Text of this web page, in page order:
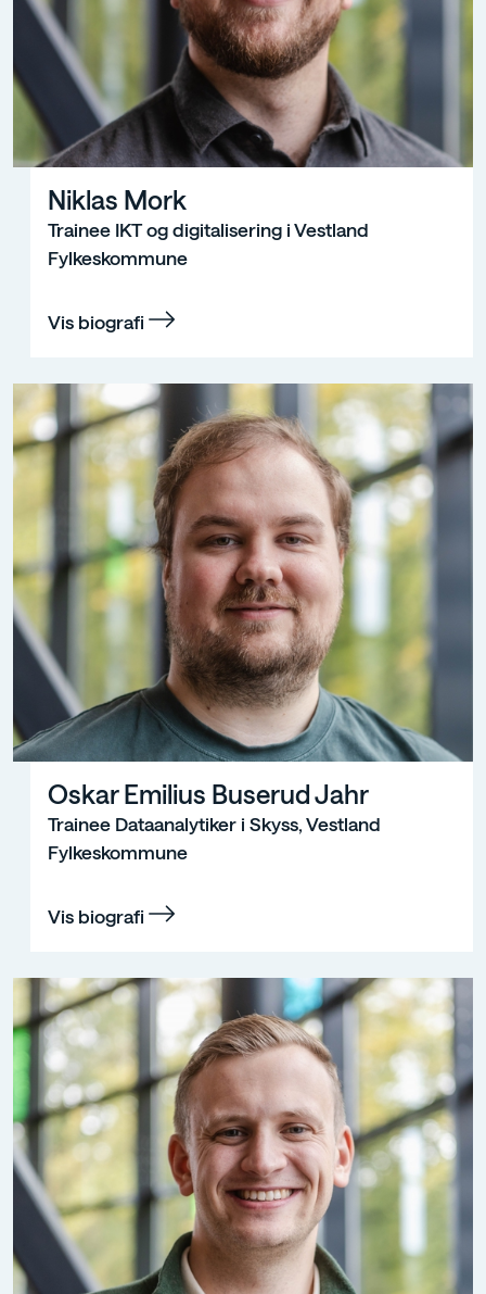
Niklas Mork
Trainee IKT og digitalisering i Vestland
Fylkeskommune
Vis biografi
Oskar Emilius Buserud Jahr
Trainee Dataanalytiker i Skyss, Vestland
Fylkeskommune
Vis biografi